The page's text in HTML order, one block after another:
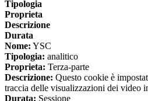
Tipologia
Proprieta
Descrizione
Durata
Nome: YSC
Tipologia: analitico
Proprieta: Terza-parte
Descrizione: Questo cookie è
traccia delle visualizzazioni dei video
Durata: Sessione